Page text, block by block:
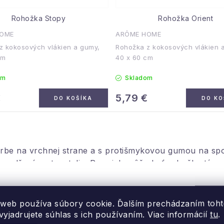
používa súbory cookie. Ďalším prechádzaním
súhlas s ich používaním. Viac informácií tu.
Rohožka Stopy
kokosových vlákien a gumy,
DO KOŠÍKA
Rohožka Orient
ARÔME HOME
Rohožka z kokosových vlákien
40 x 60 cm
Skladom
5,79 € DO
na vrchnej strane a s protišmykovou gumou na
cestovatelia. Pre nich môže byť rohožka tým
predsiene, vstupy z terasy, pivnice alebo garáže,